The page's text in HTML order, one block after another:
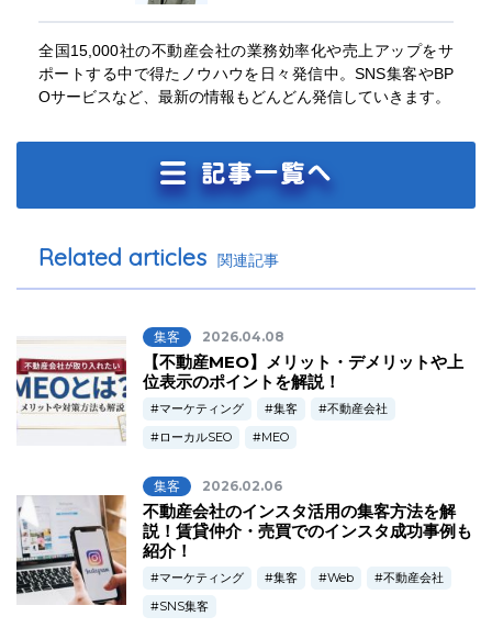
全国15,000社の不動産会社の業務効率化や売上アップをサ
ポートする中で得たノウハウを日々発信中。SNS集客やBP
Oサービスなど、最新の情報もどんどん発信していきます。
Related articles 関連記事
集客 2026.04.08
【不動産MEO】メリット・デメリットや上
位表示のポイントを解説！
マーケティング 集客
不動産会社
ローカルSEO
MEO
集客 2026.02.06
不動産会社のインスタ活用の集客方法を解
説！賃貸仲介・売買でのインスタ成功事例も
紹介！
マーケティング 集客 Web
不動産会社
SNS集客